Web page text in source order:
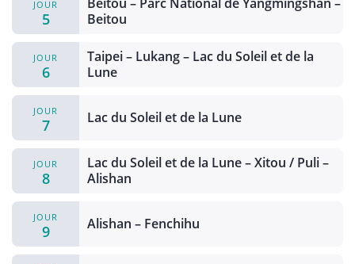
JOUR
5
Beitou
JOUR
6
Taipei – Lukang – Lac du Soleil et de la
Lune
JOUR
7 Lac du Soleil et de la Lune
JOUR
8
Lac du Soleil et de la Lune – Xitou / Puli –
Alishan
JOUR
9 Alishan – Fenchihu